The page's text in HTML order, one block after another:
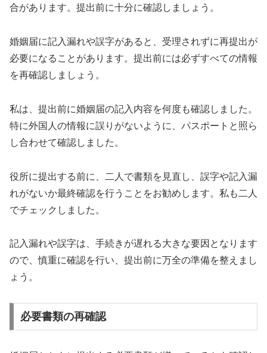
合があります。提出前に十分に確認しましょう。
婚姻届に記入漏れや誤字があると、受理されずに再提出が
必要になることがあります。提出前には必ずすべての情報
を再確認しましょう。
私は、提出前に婚姻届の記入内容を何度も確認しました。
特に外国人の情報に誤りがないように、パスポートと照ら
し合わせて確認しました。
役所に提出する前に、二人で書類を見直し、誤字や記入漏
れがないか最終確認を行うことをお勧めします。私も二人
でチェックしました。
記入漏れや誤字は、手続きが遅れる大きな要因となります
ので、慎重に確認を行い、提出前に万全の準備を整えまし
ょう。
必要書類の再確認